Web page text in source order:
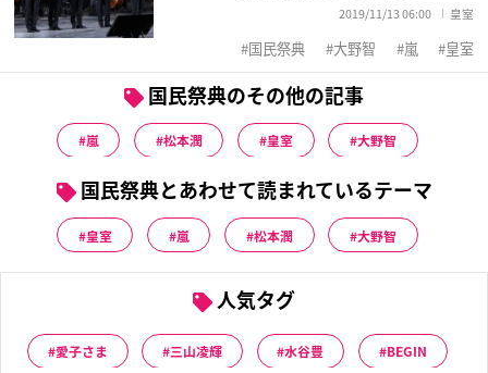
2019/11/13 06:00 皇室
国民祭典 大野智 嵐 皇室
国民祭典のその他の記事
嵐 松本潤 皇室 大野智
国民祭典とあわせて読まれているテーマ
皇室 嵐 松本潤 大野智
人気タグ
愛子さま 三山凌輝 水谷豊 BEGIN